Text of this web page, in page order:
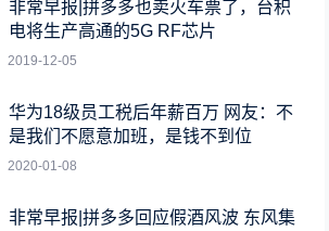
非常早报|拼多多也卖火车票了，台积
电将生产高通的5G RF芯片
2019-12-05
华为18级员工税后年薪百万 网友：不
是我们不愿意加班，是钱不到位
2020-01-08
非常早报|拼多多回应假酒风波 东风集